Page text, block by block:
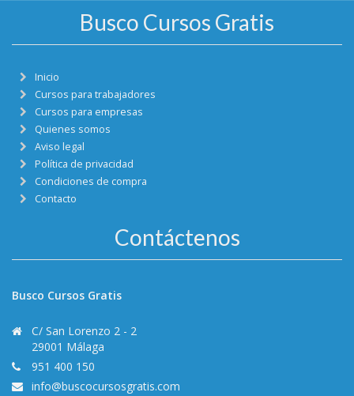
Busco Cursos Gratis
Inicio
Cursos para trabajadores
Cursos para empresas
Quienes somos
Aviso legal
Política de privacidad
Condiciones de compra
Contacto
Contáctenos
Busco Cursos Gratis
C/ San Lorenzo 2 - 2
29001 Málaga
951 400 150
info@buscocursosgratis.com